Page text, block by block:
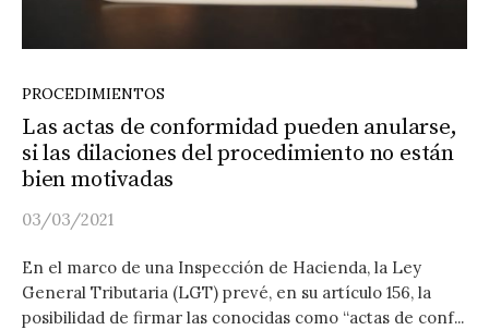
PROCEDIMIENTOS
Las actas de conformidad pueden anularse,
si las dilaciones del procedimiento no están
bien motivadas
03/03/2021
En el marco de una Inspección de Hacienda, la Ley
General Tributaria (LGT) prevé, en su artículo 156, la
posibilidad de firmar las conocidas como “actas de conf...